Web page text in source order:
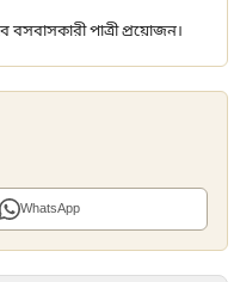
বসবাসকারী পাত্রী প্রয়োজন।
WhatsApp